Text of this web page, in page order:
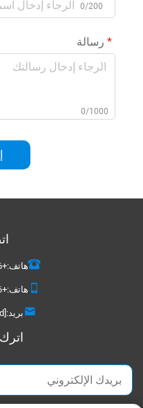
0/200
رسالة
0/1000
هاتف:+86-13962544826
هاتف:+86-13962544826
بريد:[email protected]